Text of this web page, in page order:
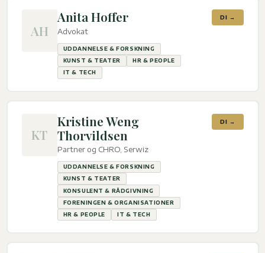
AH
Anita Hoffer
Advokat
UDDANNELSE & FORSKNING
KUNST & TEATER
HR & PEOPLE
IT & TECH
DI →
KT
Kristine Weng
Thorvildsen
Partner og CHRO, Serwiz
UDDANNELSE & FORSKNING
KUNST & TEATER
KONSULENT & RÅDGIVNING
FORENINGEN & ORGANISATIONER
HR & PEOPLE
IT & TECH
DI →